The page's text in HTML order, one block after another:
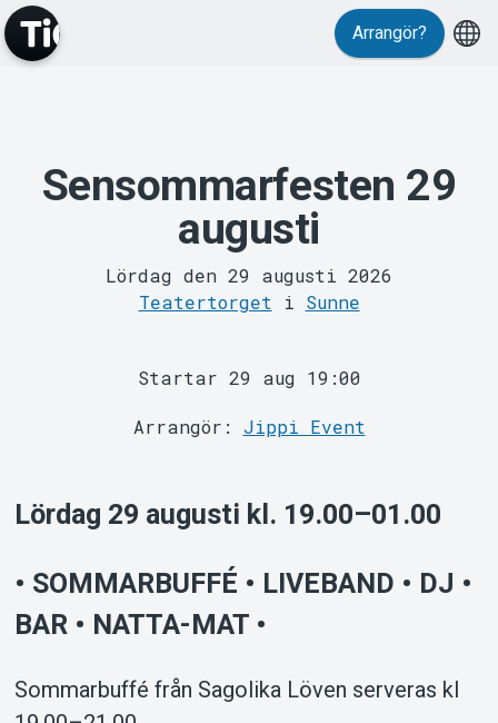
Evenemang
Support
Arrangör?
Sensommarfesten 29
augusti
Lördag den 29 augusti 2026
Teatertorget i Sunne
Startar 29 aug 19:00
Arrangör: Jippi Event
Lördag 29 augusti kl. 19.00–01.00
• SOMMARBUFFÉ • LIVEBAND • DJ •
BAR • NATTA-MAT •
Sommarbuffé från Sagolika Löven serveras kl